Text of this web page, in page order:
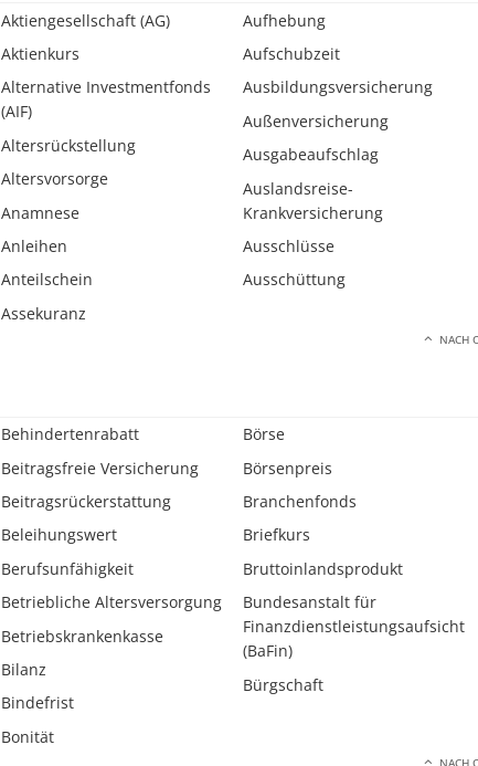
Aktiengesellschaft (AG)
Aktienkurs
Alternative Investmentfonds
(AIF)
Altersrückstellung
Altersvorsorge
Anamnese
Anleihen
Anteilschein
Assekuranz
Aufhebung
Aufschubzeit
Ausbildungsversicherung
Außenversicherung
Ausgabeaufschlag
Auslandsreise-
Krankversicherung
Ausschlüsse
Ausschüttung
NACH
Behindertenrabatt
Beitragsfreie Versicherung
Beitragsrückerstattung
Beleihungswert
Berufsunfähigkeit
Betriebliche Altersversorgung
Betriebskrankenkasse
Bilanz
Bindefrist
Bonität
Börse
Börsenpreis
Branchenfonds
Briefkurs
Bruttoinlandsprodukt
Bundesanstalt für
Finanzdienstleistungsaufsicht
(BaFin)
Bürgschaft
NACH